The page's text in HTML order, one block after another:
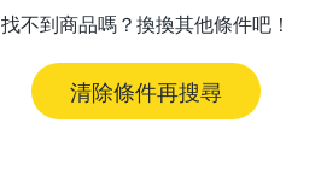
找不到商品嗎？換換其他條件吧！
清除條件再搜尋